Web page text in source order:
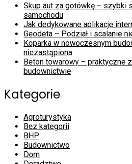
Skup aut za gotówkę – szybki
samochodu
Jak dedykowane aplikacje
Geodeta – Podział i scalanie
Koparka w nowoczesnym
niezastąpiona
Beton towarowy – praktyczne
budownictwie
Kategorie
Agroturystyka
Bez kategorii
BHP
Budownictwo
Dom